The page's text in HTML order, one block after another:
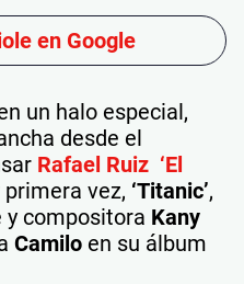
en Google
un halo especial,
desde el
Rafael Ruiz ‘El
vez, ‘Titanic’,
compositora Kany
Camilo en su álbum